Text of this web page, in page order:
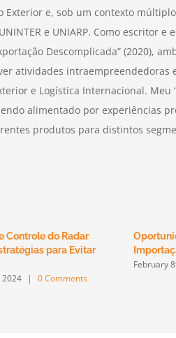
Exterior e, sob um contexto
e UNIARP. Como escritor
Descomplicada” (2020),
atividades intraempreendedoras
e Logística Internacional. Meu
alimentado por experiências
produtos para distintos
Controle do Radar
para Evitar
2024 | 0 Comments
February